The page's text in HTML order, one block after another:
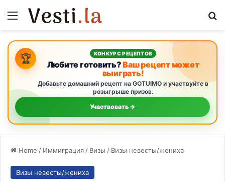
Menu
🏆 КОНКУРС РЕЦЕПТОВ
Любите готовить?Ваш рецепт может
выиграть!
Добавьте домашний рецепт на GOTUIMO и участвуйте в
розыгрыше призов.
Участвовать →
Home / Иммиграция / Визы / Визы невесты/жениха
Визы невесты/жениха